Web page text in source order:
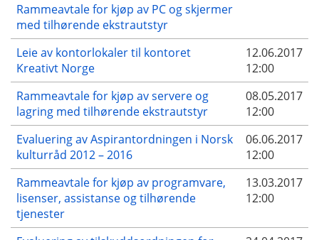
Rammeavtale for kjøp av PC og skjermer
med tilhørende ekstrautstyr
Leie av kontorlokaler til kontoret
Kreativt Norge
12.06.2017
12:00
Rammeavtale for kjøp av servere og
lagring med tilhørende ekstrautstyr
08.05.2017
12:00
Evaluering av Aspirantordningen i Norsk
kulturråd 2012 – 2016
06.06.2017
12:00
Rammeavtale for kjøp av programvare,
lisenser, assistanse og tilhørende
tjenester
13.03.2017
12:00